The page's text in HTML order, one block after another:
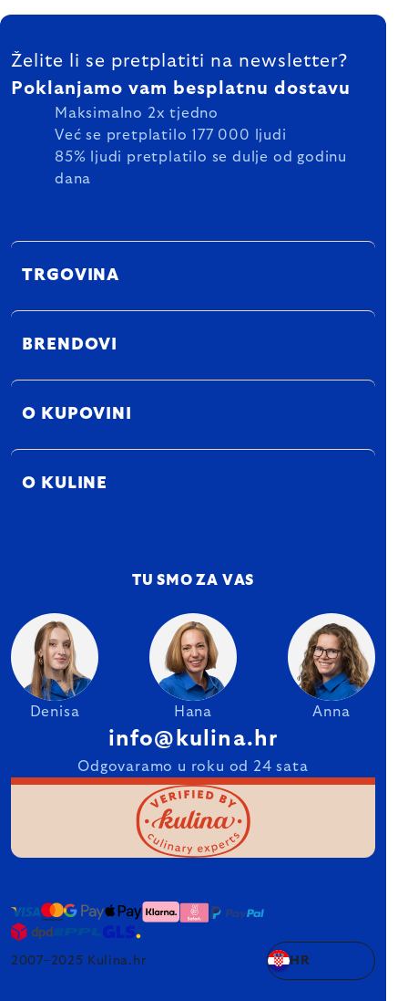
FOOTER
Želite li se pretplatiti na newsletter?
Poklanjamo vam besplatnu dostavu
Maksimalno 2x tjedno
Već se pretplatilo 177 000 ljudi
85% ljudi pretplatilo se dulje od godinu
dana
TRGOVINA
BRENDOVI
O KUPOVINI
O KULINE
TU SMO ZA VAS
Denisa Hana Anna
info@kulina.hr
Odgovaramo u roku od 24 sata
2007–2025 Kulina.hr HR